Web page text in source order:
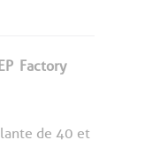
Factory
de 40 et